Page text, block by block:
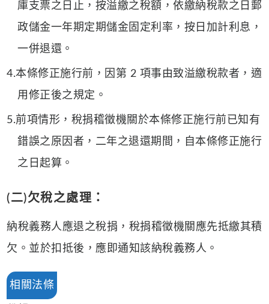
庫支票之日止，按溢繳之稅額，依繳納稅款之日郵
政儲金一年期定期儲金固定利率，按日加計利息，
一併退還。
4.本條修正施行前，因第 2 項事由致溢繳稅款者，適
用修正後之規定。
5.前項情形，稅捐稽徵機關於本條修正施行前已知有
錯誤之原因者，二年之退還期間，自本條修正施行
之日起算。
(二)欠稅之處理：
納稅義務人應退之稅捐，稅捐稽徵機關應先抵繳其積
欠。並於扣抵後，應即通知該納稅義務人。
相關法條